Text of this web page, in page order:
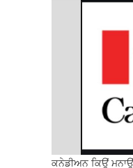
ਕਨੇਡੀਅਨ ਕਿਉਂ